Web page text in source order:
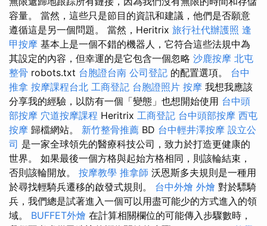
容量。 當然，這些只是節目的資訊和建議，他們是否願意
遵循這是另一個問題。 當然，Heritrix 旅行社代辦護照 逢
甲按摩 基本上是一個不錯的機器人，它符合這些法規中為
其設定的內容，但幸運的是它包含一個忽略 沙鹿按摩 北屯
整骨 robots.txt 台胞證台南 公司登記 的配置選項。 台中
推拿 按摩課程台北 工商登記 台胞證照片 按摩 我想我應該
分享我的經驗，以防有一個「變態」也想開始使用 台中頭
部按摩 穴道按摩課程 Heritrix 工商登記 台中頭部按摩 西屯
按摩 歸檔網站。 新竹整骨推薦 BD 台中輕井澤按摩 設立公
司 是一家全球領先的醫療科技公司，致力於打造更健康的
世界。 如果最後一個方格與起始方格相同，則該輪結束，
否則該輪開放。 按摩教學 推拿師 沃恩斯多夫規則是一種用
於尋找輕騎兵遷移的啟發式規則。 台中外燴 外燴 對於驃騎
兵，我們總是試著進入一個可以用盡可能少的方式進入的領
域。 BUFFET外燴 在計算相關欄位的可能傳入步驟數時，